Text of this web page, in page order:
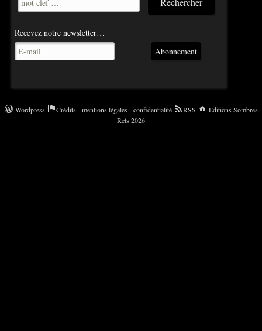
Recevez notre newsletter…
Abonnement
Wordpress Crédits - mentions légales - confidentialité RSS
Éditions Sombres
Rets 2026